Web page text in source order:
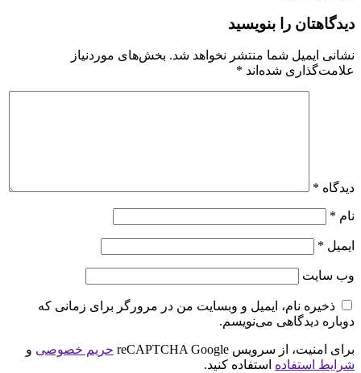
دیدگاهتان را بنویسید
نشانی ایمیل شما منتشر نخواهد شد. بخش‌های موردنیاز
علامت‌گذاری شده‌اند *
دیدگاه *
نام *
ایمیل *
وب‌ سایت
ذخیره نام، ایمیل و وبسایت من در مرورگر برای زمانی که
دوباره دیدگاهی می‌نویسم.
برای امنیت، از سرویس reCAPTCHA Google حریم خصوصی و
شرایط استفاده استفاده کنید.